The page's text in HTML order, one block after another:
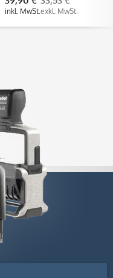
inkl. MwSt. exkl. MwSt.